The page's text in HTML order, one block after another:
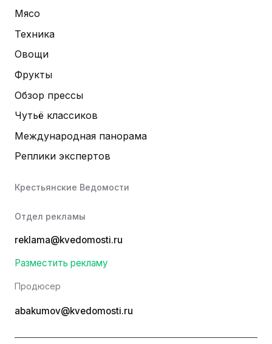
Мясо
Техника
Овощи
Фрукты
Обзор прессы
Чутьё классиков
Международная панорама
Реплики экспертов
Крестьянские Ведомости
Отдел рекламы
reklama@kvedomosti.ru
Разместить рекламу
Продюсер
abakumov@kvedomosti.ru